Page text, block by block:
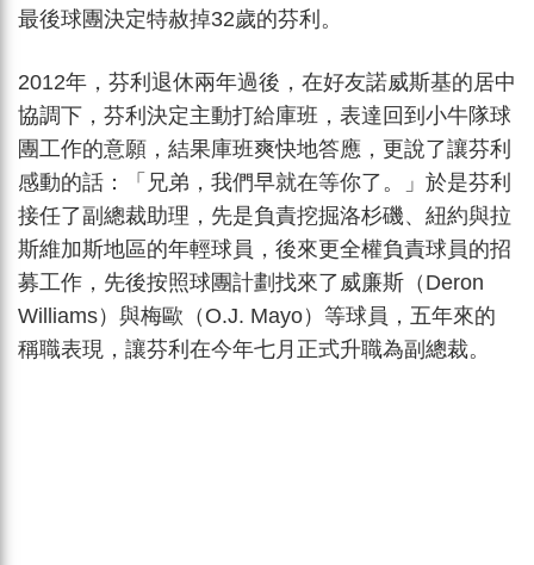
最後球團決定特赦掉32歲的芬利。
2012年，芬利退休兩年過後，在好友諾威斯基的居中
協調下，芬利決定主動打給庫班，表達回到小牛隊球
團工作的意願，結果庫班爽快地答應，更說了讓芬利
感動的話：「兄弟，我們早就在等你了。」於是芬利
接任了副總裁助理，先是負責挖掘洛杉磯、紐約與拉
斯維加斯地區的年輕球員，後來更全權負責球員的招
募工作，先後按照球團計劃找來了威廉斯（Deron
Williams）與梅歐（O.J. Mayo）等球員，五年來的
稱職表現，讓芬利在今年七月正式升職為副總裁。